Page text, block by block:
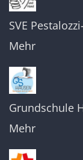
SVE
Mehr
Grundschule
Mehr